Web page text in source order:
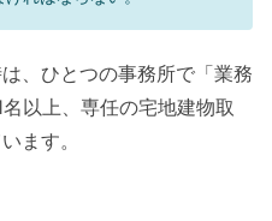
、ひとつの事務所で「業務
以上、専任の宅地建物取
ます。